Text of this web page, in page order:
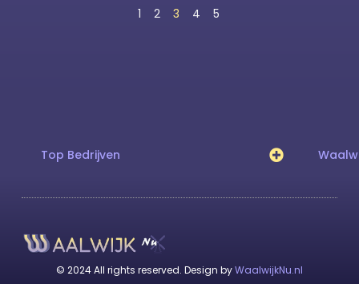
1 2 3 4 5
Top Bedrijven
© 2024 All rights reserved. Design byWaalwijkNu.nl